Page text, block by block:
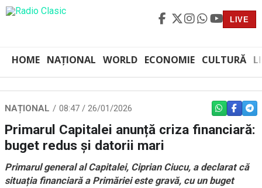
LIVE
HOME NAȚIONAL WORLD ECONOMIE CULTURĂ
NAȚIONAL 08:47 / 26/01/2026 WHATSAPP
Primarul Capitalei anunță criza financiară:
buget redus și datorii mari
Primarul general al Capitalei, Ciprian Ciucu, a declarat că
situația financiară a Primăriei este gravă, cu un buget